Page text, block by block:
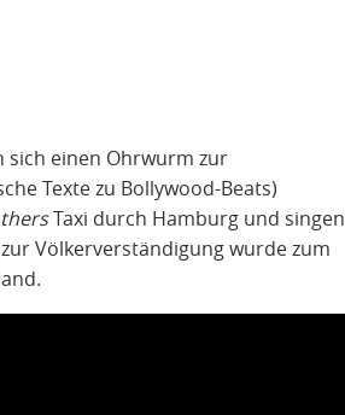
sich einen Ohrwurm zur
Texte zu Bollywood-Beats)
Taxi durch Hamburg und singen
Völkerverständigung wurde zum